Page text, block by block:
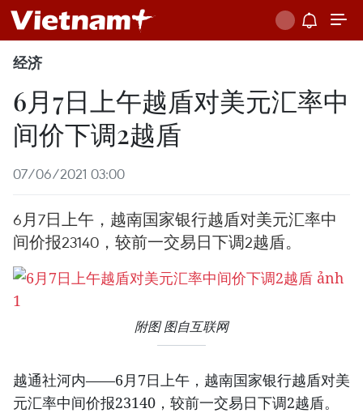
经济
6月7日上午越盾对美元汇率中
间价下调2越盾
07/06/2021 03:00
6月7日上午，越南国家银行越盾对美元汇率中
间价报23140，较前一交易日下调2越盾。
附图 图自互联网
越通社河内——6月7日上午，越南国家银行越盾对美
元汇率中间价报23140，较前一交易日下调2越盾。